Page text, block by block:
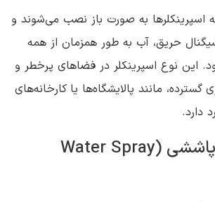
اسپرینکلرها به صورت باز نصب می‌شوند و
حریق، آب به طور همزمان از همه
این نوع اسپرینکلر در فضاهای پرخطر و
مانند پالایشگاه‌ها یا کارخانه‌های
دارد.
5. اسپرینکلر پاششی (Water Spray